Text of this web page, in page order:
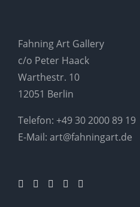
Fahning Art Gallery
c/o Peter Haack
Warthestr. 10
12051 Berlin
Telefon: +49 30 2000 89 19
E-Mail: art@fahningart.de